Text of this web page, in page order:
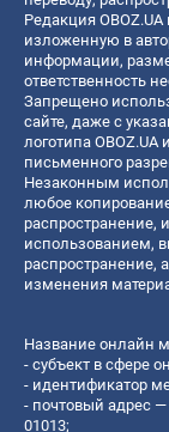
Редакция
изложенную в
информации,
ответственность
Запрещено
сайте, даже с
логотипа
письменного
Незаконным
любое
распространение,
использованием,
распространение,
изменения
Название онлайн
- субъект в сфере
- идентификатор
- почтовый адрес
01013;